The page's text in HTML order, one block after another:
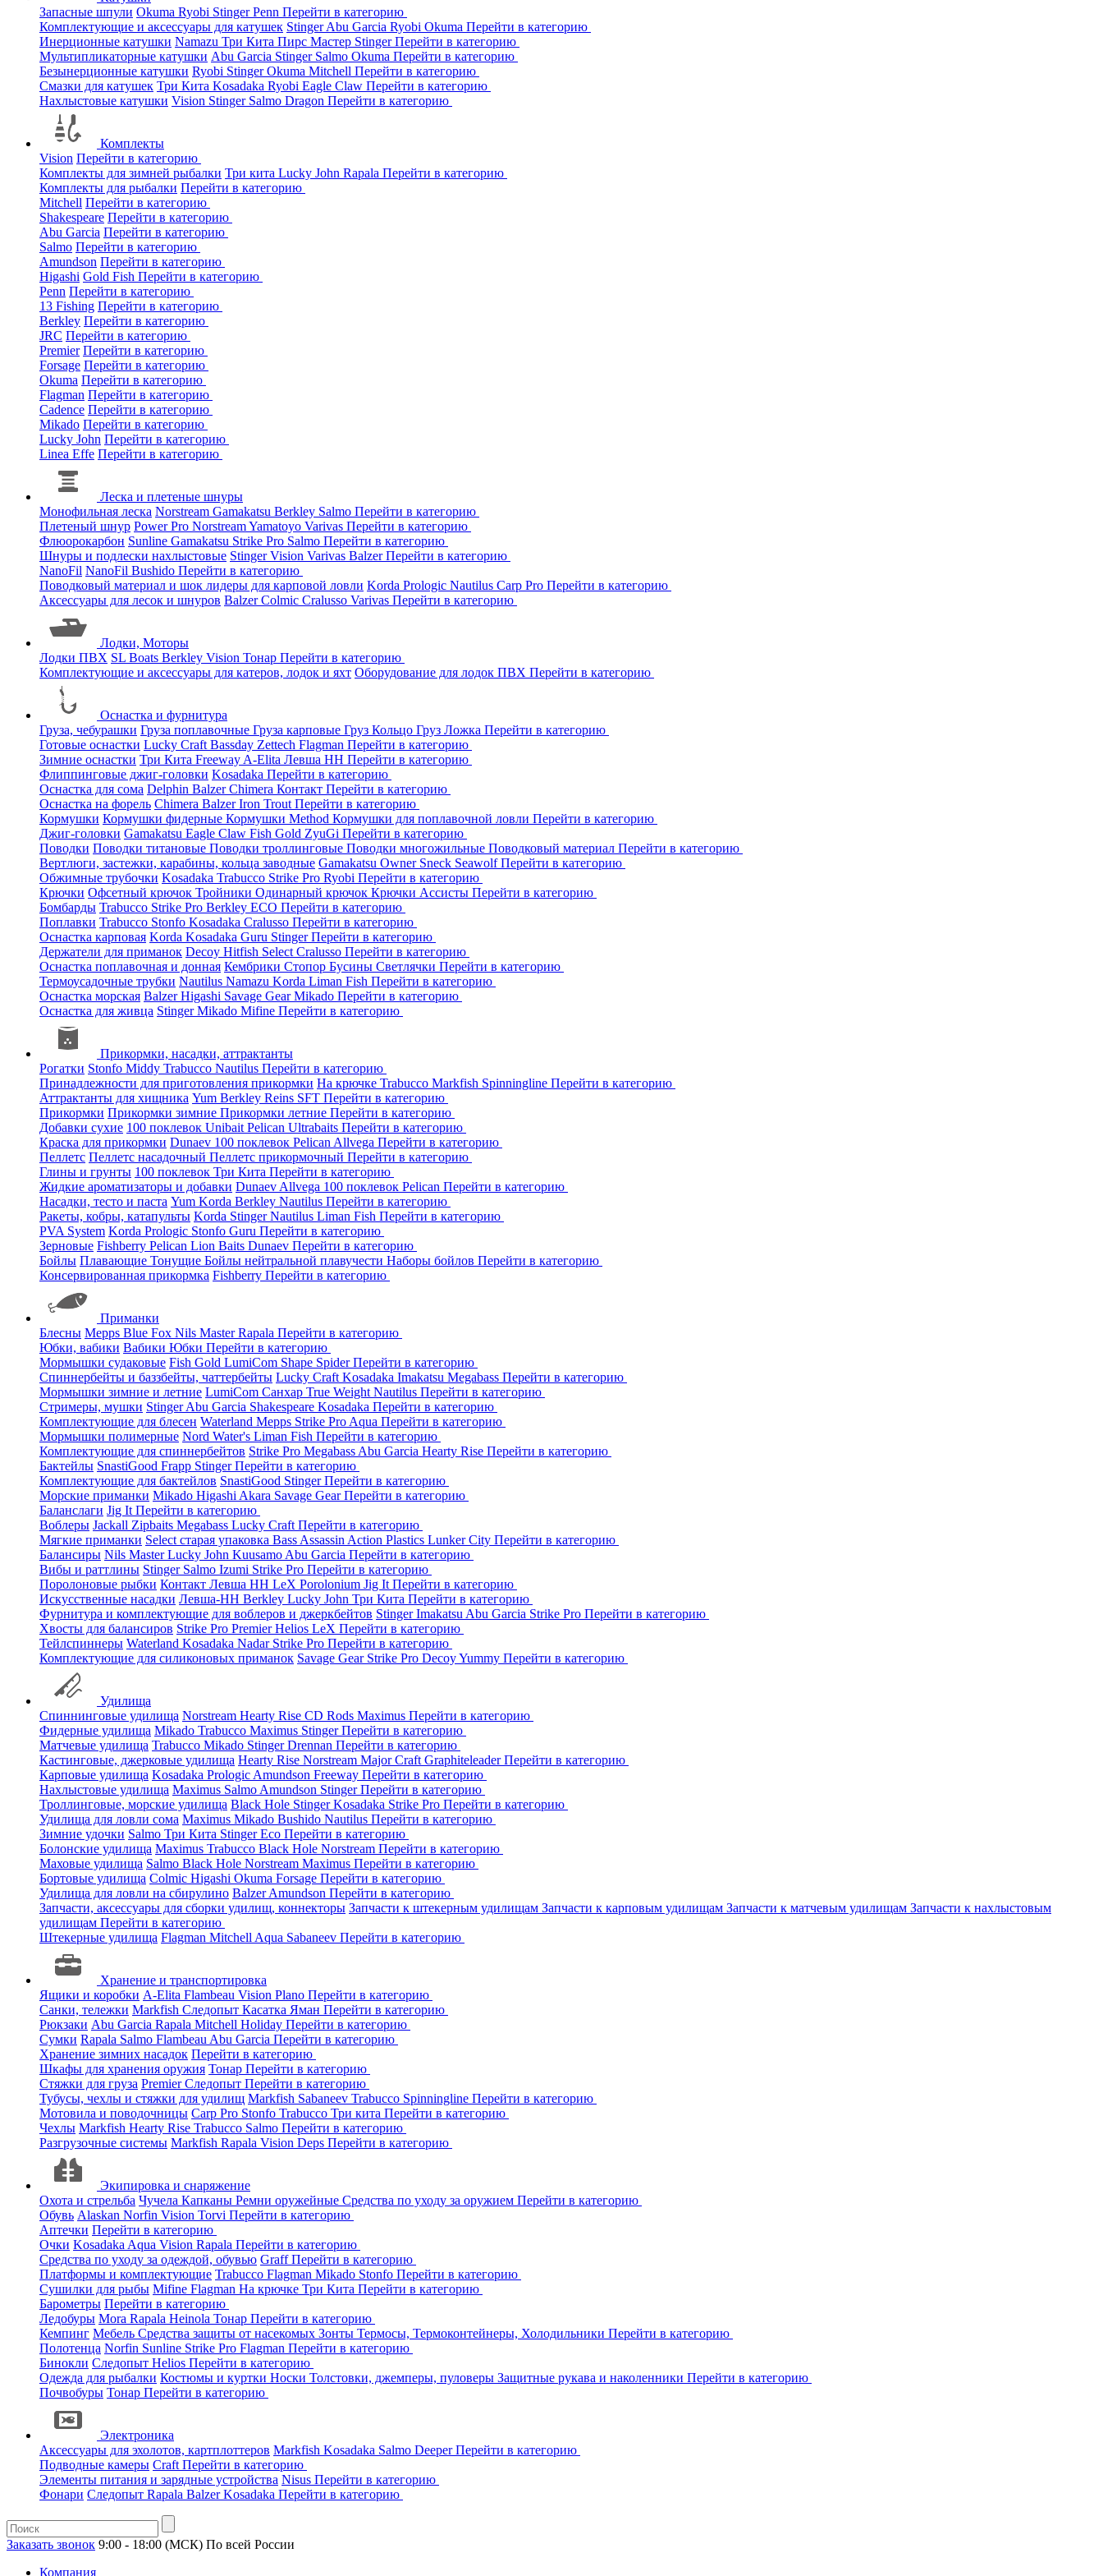
Запасные шпули Okuma Ryobi StingerPenn Перейти в категорию
Комплектующие и аксессуары для катушек StingerAbu Garcia Ryobi Okuma Перейти в категорию
Инерционные катушки Namazu Три Кита Пирс Мастер StingerПерейти в категорию
Мультипликаторные катушки Abu Garcia Stinger Salmo Okuma Перейти в категорию
Безынерционные катушки Ryobi StingerOkuma Mitchell Перейти в категорию
Смазки для катушек Три Кита Kosadaka Ryobi Eagle Claw Перейти в категорию
Нахлыстовые катушки Vision Stinger Salmo Dragon Перейти в категорию
Комплекты
Vision Перейти в категорию
Комплекты для зимней рыбалки Три кита Lucky John Rapala Перейти в категорию
Комплекты для рыбалки Перейти в категорию
Mitchell Перейти в категорию
Shakespeare Перейти в категорию
Abu Garcia Перейти в категорию
Salmo Перейти в категорию
Amundson Перейти в категорию
Higashi Gold Fish Перейти в категорию
Penn Перейти в категорию
13 Fishing Перейти в категорию
Berkley Перейти в категорию
JRC Перейти в категорию
Premier Перейти в категорию
Forsage Перейти в категорию
Okuma Перейти в категорию
Flagman Перейти в категорию
Cadence Перейти в категорию
Mikado Перейти в категорию
Lucky John Перейти в категорию
Linea Effe Перейти в категорию
Леска и плетеные шнуры
Монофильная леска Norstream Gamakatsu Berkley Salmo Перейти в категорию
Плетеный шнур Power Pro NorstreamYamatoyo Varivas Перейти в категорию
Флюорокарбон Sunline Gamakatsu Strike Pro Salmo Перейти в категорию
Шнуры и подлески нахлыстовые StingerVision Varivas BalzerПерейти в категорию
NanoFil NanoFil Bushido Перейти в категорию
Поводковый материал и шок лидеры для карповой ловли Korda Prologic Nautilus Carp Pro Перейти в категорию
Аксессуары для лесок и шнуров BalzerColmic Cralusso Varivas Перейти в категорию
Лодки, Моторы
Лодки ПВХ SL Boats Berkley Vision Тонар Перейти в категорию
Комплектующие и аксессуары для катеров, лодок и яхт Оборудование для лодок ПВХ Перейти в категорию
Оснастка и фурнитура
Груза, чебурашки Груза поплавочные Груза карповые Груз Кольцо Груз Ложка Перейти в категорию
Готовые оснастки Lucky Craft Bassday Zettech Flagman Перейти в категорию
Зимние оснастки Три Кита Freeway A-Elita Левша НН Перейти в категорию
Флиппинговые джиг-головки Kosadaka Перейти в категорию
Оснастка для сома Delphin BalzerChimera Контакт Перейти в категорию
Оснастка на форель Chimera BalzerIron Trout Перейти в категорию
Кормушки Кормушки фидерные Кормушки Method Кормушки для поплавочной ловли Перейти в категорию
Джиг-головки Gamakatsu Eagle Claw Fish Gold ZyuGi Перейти в категорию
Поводки Поводки титановые Поводки троллинговые Поводки многожильные Поводковый материал Перейти в категорию
Вертлюги, застежки, карабины, кольца заводные Gamakatsu Owner Sneck SeawolfПерейти в категорию
Обжимные трубочки Kosadaka Trabucco Strike Pro Ryobi Перейти в категорию
Крючки Офсетный крючок Тройники Одинарный крючок Крючки Ассисты Перейти в категорию
Бомбарды Trabucco Strike Pro Berkley ECO Перейти в категорию
Поплавки Trabucco Stonfo Kosadaka Cralusso Перейти в категорию
Оснастка карповая Korda Kosadaka Guru StingerПерейти в категорию
Держатели для приманок Decoy Hitfish Select Cralusso Перейти в категорию
Оснастка поплавочная и донная Кембрики Стопор Бусины Светлячки Перейти в категорию
Термоусадочные трубки Nautilus Namazu Korda Liman Fish Перейти в категорию
Оснастка морская BalzerHigashi Savage GearMikado Перейти в категорию
Оснастка для живца StingerMikado Mifine Перейти в категорию
Прикормки, насадки, аттрактанты
Рогатки Stonfo Middy Trabucco Nautilus Перейти в категорию
Принадлежности для приготовления прикормки На крючке Trabucco Markfish Spinningline Перейти в категорию
Аттрактанты для хищника Yum Berkley Reins SFT Перейти в категорию
Прикормки Прикормки зимние Прикормки летние Перейти в категорию
Добавки сухие 100 поклевок Unibait Pelican Ultrabaits Перейти в категорию
Краска для прикормки Dunaev 100 поклевок Pelican Allvega Перейти в категорию
Пеллетс Пеллетс насадочный Пеллетс прикормочный Перейти в категорию
Глины и грунты 100 поклевок Три Кита Перейти в категорию
Жидкие ароматизаторы и добавки Dunaev Allvega 100 поклевок Pelican Перейти в категорию
Насадки, тесто и паста Yum Korda Berkley Nautilus Перейти в категорию
Ракеты, кобры, катапульты Korda StingerNautilus Liman Fish Перейти в категорию
PVA System Korda Prologic Stonfo Guru Перейти в категорию
Зерновые Fishberry Pelican Lion Baits Dunaev Перейти в категорию
Бойлы Плавающие Тонущие Бойлы нейтральной плавучести Наборы бойлов Перейти в категорию
Консервированная прикормка Fishberry Перейти в категорию
Приманки
Блесны Mepps Blue Fox Nils MasterRapala Перейти в категорию
Юбки, вабики Вабики Юбки Перейти в категорию
Мормышки судаковые Fish Gold LumiCom Shape SpiderПерейти в категорию
Спиннербейты и баззбейты, чаттербейты Lucky Craft Kosadaka Imakatsu Megabass Перейти в категорию
Мормышки зимние и летние LumiCom Санхар True Weight Nautilus Перейти в категорию
Стримеры, мушки StingerAbu Garcia Shakespeare Kosadaka Перейти в категорию
Комплектующие для блесен Waterland Mepps Strike Pro Aqua Перейти в категорию
Мормышки полимерные Nord Water's Liman Fish Перейти в категорию
Комплектующие для спиннербейтов Strike Pro Megabass Abu Garcia Hearty Rise Перейти в категорию
Бактейлы SnastiGood Frapp StingerПерейти в категорию
Комплектующие для бактейлов SnastiGood StingerПерейти в категорию
Морские приманки Mikado Higashi Akara Savage GearПерейти в категорию
Баланслаги Jig It Перейти в категорию
Воблеры Jackall Zipbaits Megabass Lucky Craft Перейти в категорию
Мягкие приманки Select старая упаковка Bass Assassin Action Plastics Lunker City Перейти в категорию
Балансиры Nils MasterLucky John Kuusamo Abu Garcia Перейти в категорию
Вибы и раттлины Stinger Salmo Izumi Strike Pro Перейти в категорию
Поролоновые рыбки Контакт Левша НН LeX Porolonium Jig It Перейти в категорию
Искусственные насадки Левша-НН Berkley Lucky John Три Кита Перейти в категорию
Фурнитура и комплектующие для воблеров и джеркбейтов StingerImakatsu Abu Garcia Strike Pro Перейти в категорию
Хвосты для балансиров Strike Pro PremierHelios LeX Перейти в категорию
Тейлспиннеры Waterland Kosadaka Nadar Strike Pro Перейти в категорию
Комплектующие для силиконовых приманок Savage Gear Strike Pro DecoyYummy Перейти в категорию
Удилища
Спиннинговые удилища Norstream Hearty Rise CD Rods Maximus Перейти в категорию
Фидерные удилища Mikado Trabucco Maximus StingerПерейти в категорию
Матчевые удилища Trabucco Mikado StingerDrennan Перейти в категорию
Кастинговые, джерковые удилища Hearty Rise Norstream Major Craft GraphiteleaderПерейти в категорию
Карповые удилища Kosadaka Prologic Amundson Freeway Перейти в категорию
Нахлыстовые удилища Maximus Salmo Amundson StingerПерейти в категорию
Троллинговые, морские удилища Black Hole StingerKosadaka Strike Pro Перейти в категорию
Удилища для ловли сома Maximus Mikado Bushido Nautilus Перейти в категорию
Зимние удочки Salmo Три Кита StingerEco Перейти в категорию
Болонские удилища Maximus Trabucco Black Hole Norstream Перейти в категорию
Маховые удилища Salmo Black Hole Norstream Maximus Перейти в категорию
Бортовые удилища Colmic Higashi Okuma Forsage Перейти в категорию
Удилища для ловли на сбирулино BalzerAmundson Перейти в категорию
Запчасти, аксессуары для сборки удилищ, коннекторы Запчасти к штекерным удилищам Запчасти к карповым удилищам Запчасти к матчевым удилищам Запчасти к нахлыстовым
удилищам Перейти в категорию
Штекерные удилища Flagman Mitchell Aqua Sabaneev Перейти в категорию
Хранение и транспортировка
Ящики и коробки A-Elita Flambeau Vision Plano Перейти в категорию
Санки, тележки Markfish Следопыт Касатка Яман Перейти в категорию
Рюкзаки Abu Garcia Rapala Mitchell Holiday Перейти в категорию
Сумки Rapala Salmo Flambeau Abu Garcia Перейти в категорию
Хранение зимних насадок Перейти в категорию
Шкафы для хранения оружия Тонар Перейти в категорию
Стяжки для груза PremierСледопыт Перейти в категорию
Тубусы, чехлы и стяжки для удилищ Markfish Sabaneev Trabucco Spinningline Перейти в категорию
Мотовила и поводочницы Carp Pro Stonfo Trabucco Три кита Перейти в категорию
Чехлы Markfish Hearty Rise Trabucco Salmo Перейти в категорию
Разгрузочные системы Markfish Rapala Vision Deps Перейти в категорию
Экипировка и снаряжение
Охота и стрельба Чучела Капканы Ремни оружейные Средства по уходу за оружием Перейти в категорию
Обувь Alaskan Norfin Vision Torvi Перейти в категорию
Аптечки Перейти в категорию
Очки Kosadaka Aqua Vision Rapala Перейти в категорию
Средства по уходу за одеждой, обувью GraffПерейти в категорию
Платформы и комплектующие Trabucco Flagman Mikado Stonfo Перейти в категорию
Сушилки для рыбы Mifine Flagman На крючке Три Кита Перейти в категорию
Барометры Перейти в категорию
Ледобуры Mora Rapala Heinola Тонар Перейти в категорию
Кемпинг Мебель Средства защиты от насекомых Зонты Термосы, Термоконтейнеры, Холодильники Перейти в категорию
Полотенца Norfin Sunline Strike Pro Flagman Перейти в категорию
Бинокли Следопыт Helios Перейти в категорию
Одежда для рыбалки Костюмы и куртки Носки Толстовки, джемперы, пуловеры Защитные рукава и наколенники Перейти в категорию
Почвобуры Тонар Перейти в категорию
Электроника
Аксессуары для эхолотов, картплоттеров Markfish Kosadaka Salmo DeeperПерейти в категорию
Подводные камеры Craft Перейти в категорию
Элементы питания и зарядные устройства Nisus Перейти в категорию
Фонари Следопыт Rapala BalzerKosadaka Перейти в категорию
Заказать звонок 9:00 - 18:00 (МСК) По всей России
Компания